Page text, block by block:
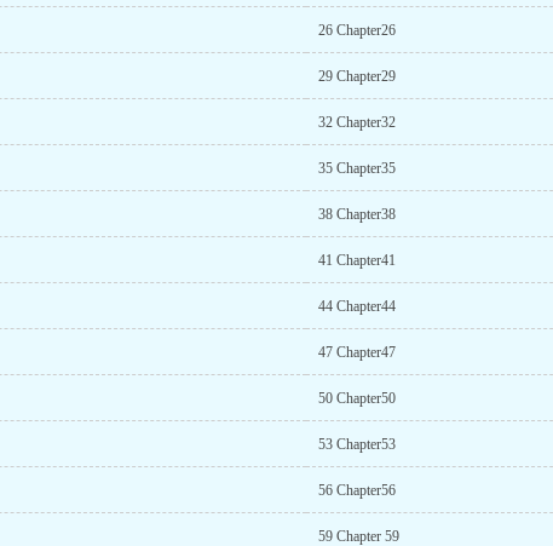
26 Chapter26
29 Chapter29
32 Chapter32
35 Chapter35
38 Chapter38
41 Chapter41
44 Chapter44
47 Chapter47
50 Chapter50
53 Chapter53
56 Chapter56
59 Chapter 59